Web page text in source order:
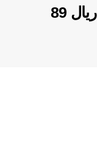
89 ريال